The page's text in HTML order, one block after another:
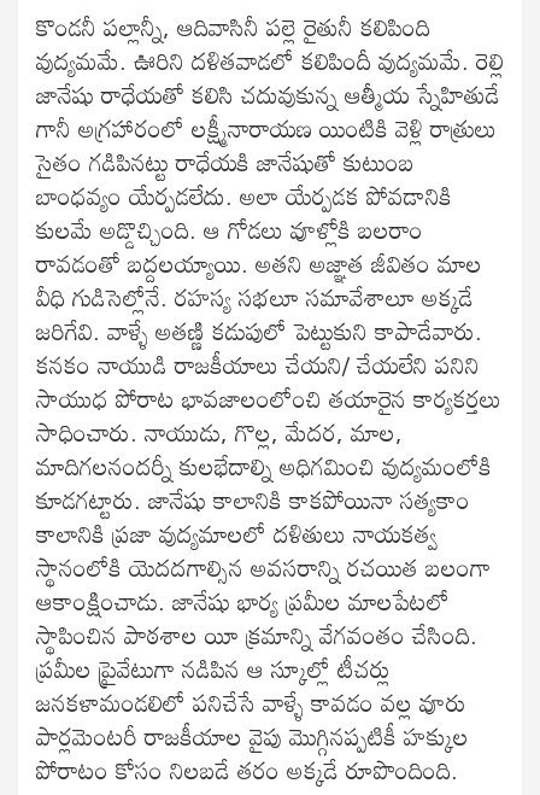
కొండనీ పల్లాన్నీ, ఆదివాసినీ పల్లె రైతునీ కలిపింది
వుద్యమమే. ఊరిని దళితవాడలో కలిపిందీ వుద్యమమే. రెల్లి
జానేషు రాధేయతో కలిసి చదువుకున్న ఆత్మీయ స్నేహితుడే
గానీ అగ్రహారంలో లక్ష్మీనారాయణ యింటికి వెళ్లి రాత్రులు
సైతం గడిపినట్టు రాధేయకి జానేషుతో కుటుంబ
బాంధవ్యం యేర్పడలేదు. అలా యేర్పడక పోవడానికి
కులమే అడ్డొచ్చింది. ఆ గోడలు వూళ్లోకి బలరాం
రావడంతో బద్దలయ్యాయి. అతని అజ్ఞాత జీవితం మాల
వీధి గుడిసెల్లోనే. రహస్య సభలూ సమావేశాలూ అక్కడే
జరిగేవి. వాళ్ళే అతణ్ణి కడుపులో పెట్టుకుని కాపాడేవారు.
కనకం నాయుడి రాజకీయాలు చేయని/ చేయలేని పనిని
సాయుధ పోరాట భావజాలంలోంచి తయారైన కార్యకర్తలు
సాధించారు. నాయుడు, గొల్ల, మేదర, మాల,
మాదిగలనందర్నీ కులభేదాల్ని అధిగమించి వుద్యమంలోకి
కూడగట్టారు. జానేషు కాలానికి కాకపోయినా సత్యకాం
కాలానికి ప్రజా వుద్యమాలలో దళితులు నాయకత్వ
స్థానంలోకి యెదదగాల్సిన అవసరాన్ని రచయిత బలంగా
ఆకాంక్షించాడు. జానేషు భార్య ప్రమీల మాలపేటలో
స్థాపించిన పాఠశాల యీ క్రమాన్ని వేగవంతం చేసింది.
ప్రమీల ప్రైవేటుగా నడిపిన ఆ స్కూల్లో టీచర్లు
జనకళామండలిలో పనిచేసే వాళ్ళే కావడం వల్ల వూరు
పార్లమెంటరీ రాజకీయాల వైపు మొగ్గినప్పటికీ హక్కుల
పోరాటం కోసం నిలబడే తరం అక్కడే రూపొందింది.